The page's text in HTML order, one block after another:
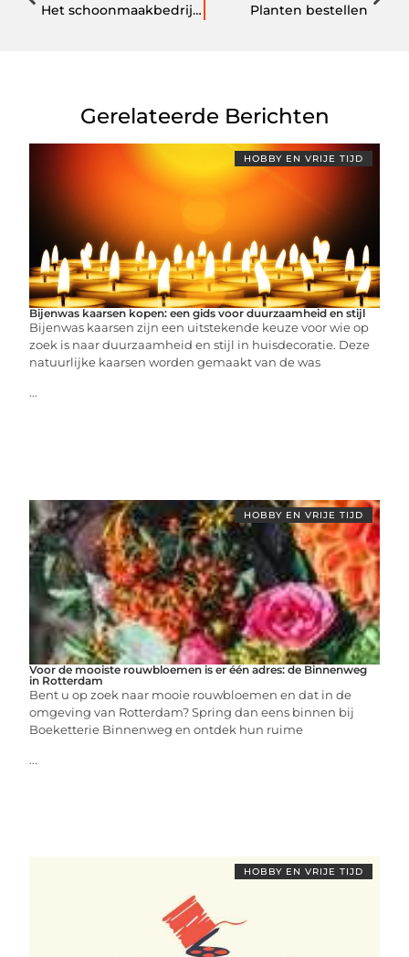
Het schoonmaakbedrijf in Lonneker stelt je tevreden Planten bestellen
Gerelateerde Berichten
HOBBY EN VRIJE TIJD
Bijenwas kaarsen kopen: een gids voor duurzaamheid en stijl
Bijenwas kaarsen zijn een uitstekende keuze voor wie op
zoek is naar duurzaamheid en stijl in huisdecoratie. Deze
natuurlijke kaarsen worden gemaakt van de was
...
HOBBY EN VRIJE TIJD
Voor de mooiste rouwbloemen is er één adres: de Binnenweg
in Rotterdam
Bent u op zoek naar mooie rouwbloemen en dat in de
omgeving van Rotterdam? Spring dan eens binnen bij
Boeketterie Binnenweg en ontdek hun ruime
...
HOBBY EN VRIJE TIJD